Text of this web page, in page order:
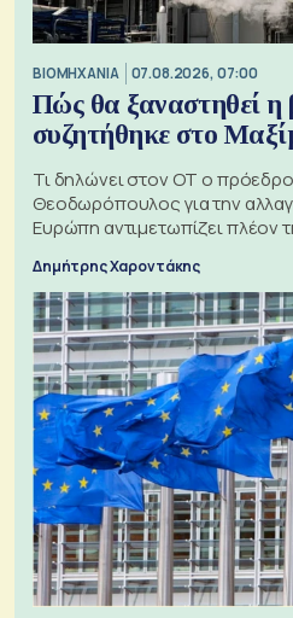
ΒΙΟΜΗΧΑΝΙΑ 07.08.2026, 07:00
Πώς θα ξαναστηθεί η
συζητήθηκε στο
Τι δηλώνει στον ΟΤ ο
Θεοδωρόπουλος για την
Ευρώπη αντιμετωπίζει πλέον
Δημήτρης Χαροντάκης